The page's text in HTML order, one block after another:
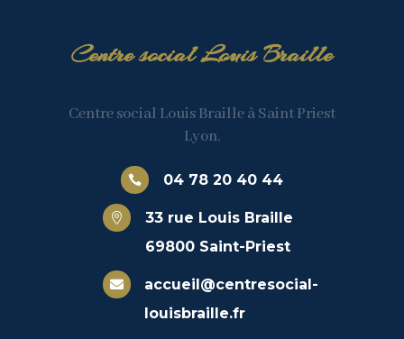
Centre social Louis Braille
Centre social Louis Braille à Saint Priest
Lyon.
 04 78 20 40 44

33 rue Louis Braille
69800 Saint-Priest

accueil@centresocial-
louisbraille.fr